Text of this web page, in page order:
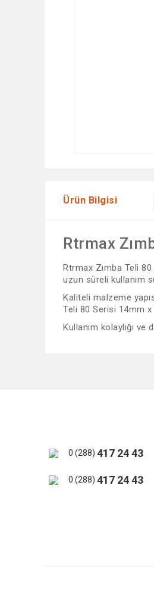
Ürün Bilgisi
Rtrmax
Rtrmax Zımba Teli
uzun süreli kullanım
Kaliteli malzeme
Teli 80 Serisi 14mm x
Kullanım kolaylığı ve
Bu ürüne benzer
0 (288) 417 24 43
0 (288) 417 24 43